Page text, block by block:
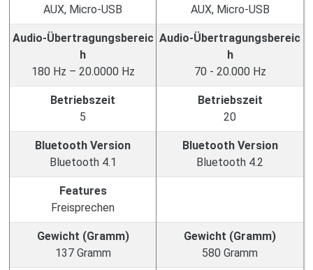
AUX, Micro-USB
AUX, Micro-USB
Audio-Übertragungsbereic
h
180 Hz – 20.0000 Hz
Audio-Übertragungsbereic
h
70 - 20.000 Hz
Betriebszeit
5
Betriebszeit
20
Bluetooth Version
Bluetooth 4.1
Bluetooth Version
Bluetooth 4.2
Features
Freisprechen
Gewicht (Gramm)
137 Gramm
Gewicht (Gramm)
580 Gramm